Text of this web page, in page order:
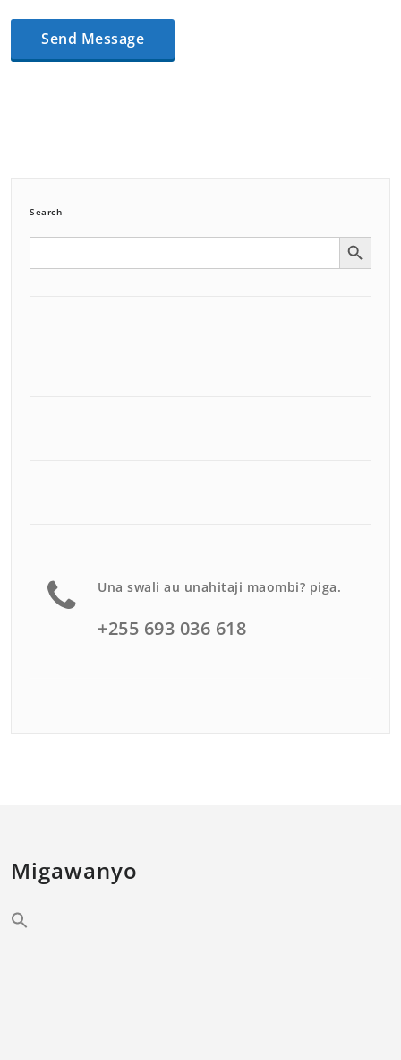
Search
Search Search Button
Una swali au unahitaji maombi? piga.
+255 693 036 618
Migawanyo